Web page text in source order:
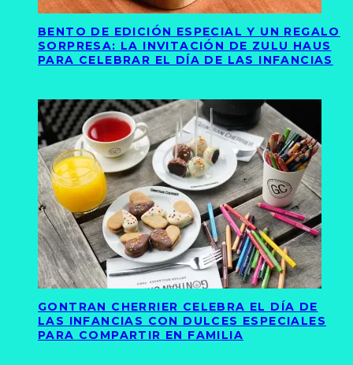
BENTO DE EDICIÓN ESPECIAL Y UN REGALO
SORPRESA: LA INVITACIÓN DE ZULU HAUS
PARA CELEBRAR EL DÍA DE LAS INFANCIAS
GONTRAN CHERRIER CELEBRA EL DÍA DE
LAS INFANCIAS CON DULCES ESPECIALES
PARA COMPARTIR EN FAMILIA